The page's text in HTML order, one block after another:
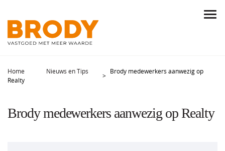
Home Nieuws en Tips
Brody medewerkers aanwezig op
Realty
Brody medewerkers aanwezig op Realty